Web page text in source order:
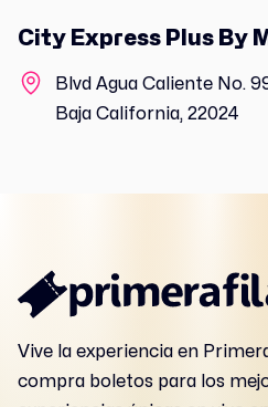
City Express Plus By
Blvd Agua Caliente No.
Baja California, 22024
Vive la experiencia en
compra boletos para los